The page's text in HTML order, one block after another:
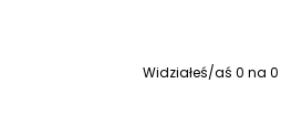
Widziałeś/aś 0 na 0